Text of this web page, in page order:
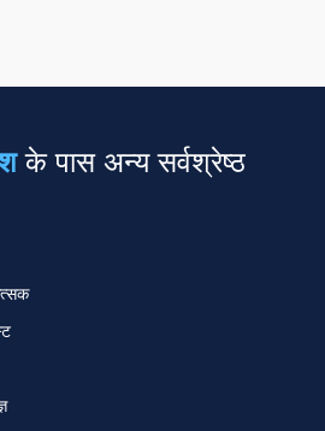
के पास अन्य सर्वश्रेष्ठ